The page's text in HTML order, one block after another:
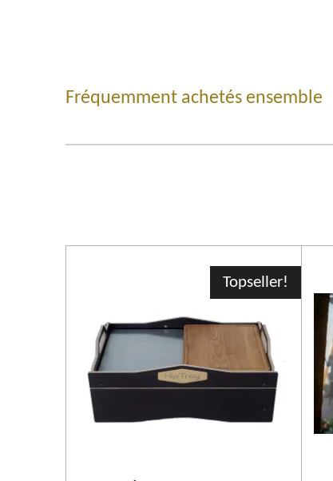
Fréquemment achetés ensemble
Topseller!